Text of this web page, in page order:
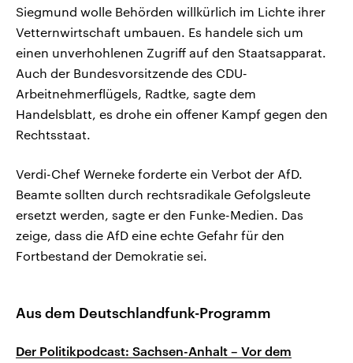
Siegmund wolle Behörden willkürlich im Lichte ihrer
Vetternwirtschaft umbauen. Es handele sich um
einen unverhohlenen Zugriff auf den Staatsapparat.
Auch der Bundesvorsitzende des CDU‑
Arbeitnehmerflügels, Radtke, sagte dem
Handelsblatt, es drohe ein offener Kampf gegen den
Rechtsstaat.
Verdi-Chef Werneke forderte ein Verbot der AfD.
Beamte sollten durch rechtsradikale Gefolgsleute
ersetzt werden, sagte er den Funke-Medien. Das
zeige, dass die AfD eine echte Gefahr für den
Fortbestand der Demokratie sei.
Aus dem Deutschlandfunk-Programm
Der Politikpodcast: Sachsen-Anhalt – Vor dem